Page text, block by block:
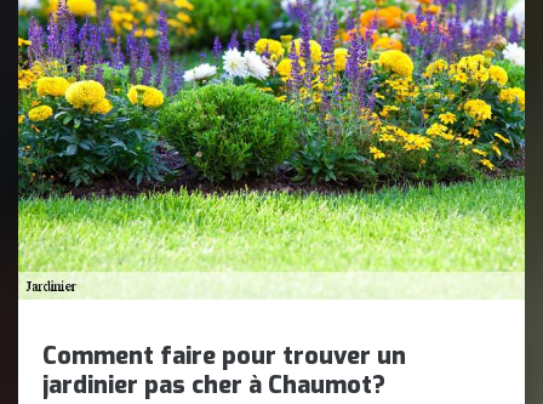
Comment faire pour trouver un
jardinier pas cher à Chaumot?